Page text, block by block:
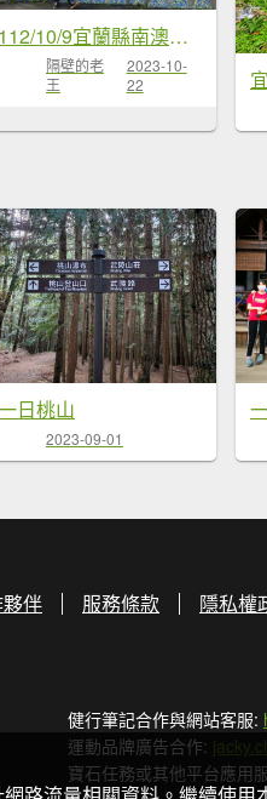
112/10/9宜蘭縣南澳鄉神秘湖
隔壁的老
王
2023-10-
22
日桃山
2023-09-01
伴 服務條款 隱私權
健行筆記合作與網站客服:
運動品牌廣告合作:
寶石任務或其他平台應用